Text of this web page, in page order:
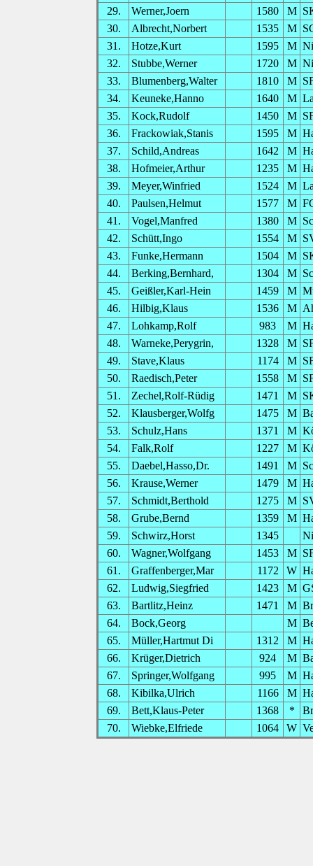
29.
Werner,Joern 1580 M
30.
Albrecht,Norbert 1535 M
31.
Hotze,Kurt 1595 M
32.
Stubbe,Werner 1720 M
33.
Blumenberg,Walter 1810 M
34.
Keuneke,Hanno 1640 M
35.
Kock,Rudolf 1450 M
36.
Frackowiak,Stanis 1595 M
37.
Schild,Andreas 1642 M
38.
Hofmeier,Arthur 1235 M
39.
Meyer,Winfried 1524 M
40.
Paulsen,Helmut 1577 M
41.
Vogel,Manfred 1380 M
42.
Schütt,Ingo 1554 M
43.
Funke,Hermann 1504 M
44.
Berking,Bernhard, 1304 M
45.
Geißler,Karl-Hein 1459 M
46.
Hilbig,Klaus 1536 M
47.
Lohkamp,Rolf 983 M
48.
Warneke,Perygrin, 1328 M
49.
Stave,Klaus 1174 M
50.
Raedisch,Peter 1558 M
51.
Zechel,Rolf-Rüdig 1471 M
52.
Klausberger,Wolfg 1475 M
53.
Schulz,Hans 1371 M
54.
Falk,Rolf 1227 M
55.
Daebel,Hasso,Dr. 1491 M
56.
Krause,Werner 1479 M
57.
Schmidt,Berthold 1275 M
58.
Grube,Bernd 1359 M
59.
Schwirz,Horst 1345
60.
Wagner,Wolfgang 1453 M
61.
Graffenberger,Mar 1172 W
62.
Ludwig,Siegfried 1423 M
63.
Bartlitz,Heinz 1471 M
64.
Bock,Georg M
65.
Müller,Hartmut Di 1312 M
66.
Krüger,Dietrich 924 M
67.
Springer,Wolfgang 995 M
68.
Kibilka,Ulrich 1166 M
69.
Bett,Klaus-Peter 1368 *
70.
Wiebke,Elfriede 1064 W